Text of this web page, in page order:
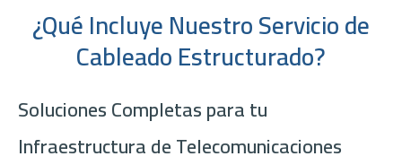
¿Qué Incluye Nuestro Servicio de
Cableado Estructurado?
Soluciones Completas para tu
Infraestructura de Telecomunicaciones